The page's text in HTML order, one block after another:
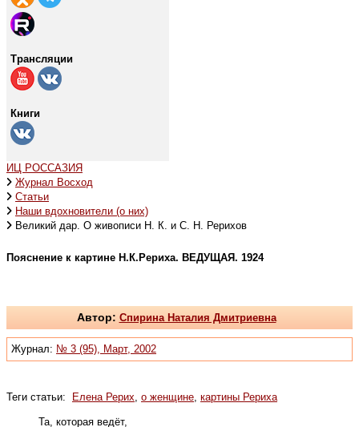
Трансляции
Книги
ИЦ РОССАЗИЯ
Журнал Восход
Статьи
Наши вдохновители (о них)
Великий дар. О живописи Н. К. и С. Н. Рерихов
Пояснение к картине Н.К.Рериха. ВЕДУЩАЯ. 1924
Автор: Спирина Наталия Дмитриевна
Журнал: № 3 (95), Март, 2002
Теги статьи: Елена Рерих о женщине картины Рериха
Та, которая ведёт,